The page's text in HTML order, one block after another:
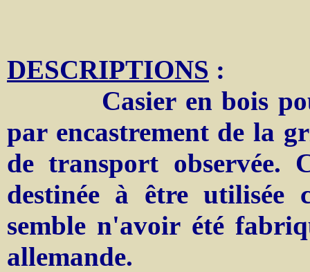
DESCRIPTIONS :
Casier en bois
par encastrement de la
de transport observée.
destinée à être utilisée
semble n'avoir été
allemande.